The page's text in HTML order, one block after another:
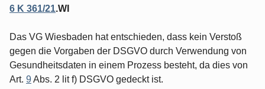
6 K 361/21.WI
Das VG Wiesbaden hat entschieden, dass kein Verstoß
gegen die Vorgaben der DSGVO durch Verwendung von
Gesundheitsdaten in einem Prozess besteht, da dies von
Art. 9Abs. 2 lit f) DSGVO gedeckt ist.